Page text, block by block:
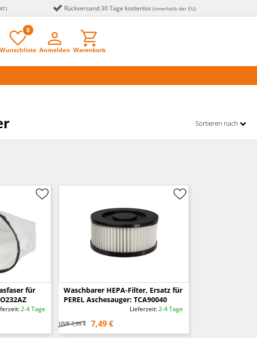
Rückversand 30 Tage kostenlos (innerhalb der EU)
0
Anmelden Warenkorb
Sortieren nach
für
2-4 Tage
Waschbarer HEPA-Filter, Ersatz für
PEREL Aschesauger: TCA90040
Lieferzeit:2-4 Tage
UVP 7,95 € 7,49 €